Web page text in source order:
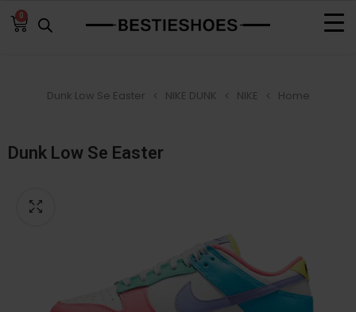
0
Home
NIKE
NIKE DUNK
Dunk Low Se Easter
Dunk Low Se Easter